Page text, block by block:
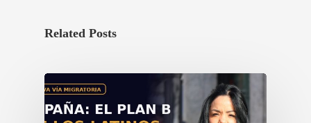
Related Posts